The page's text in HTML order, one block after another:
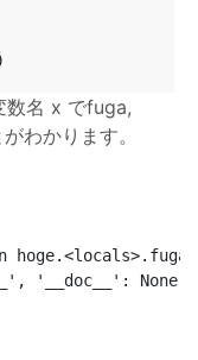
数名 x でfuga,
わかります。